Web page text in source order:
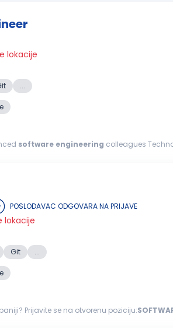
lokacije
...
software engineering colleagues
POSLODAVAC ODGOVARA NA PRIJAVE
lokacije
Git ...
Prijavite se na otvorenu poziciju: